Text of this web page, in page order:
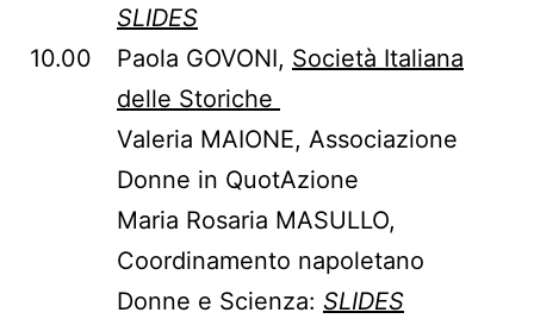
10.00
SLIDES
Paola GOVONI, Società Italiana
delle Storiche
Valeria MAIONE, Associazione
Donne in QuotAzione
Maria Rosaria MASULLO,
Coordinamento napoletano
Donne e Scienza: SLIDES